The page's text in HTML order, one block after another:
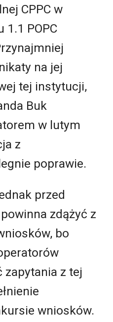
CPPC w
1.1 POPC
na jej
tej instytucji,
Buk
w lutym
z
poprawie.
przed
zdążyć z
bo
zapytania z tej
wniosków.